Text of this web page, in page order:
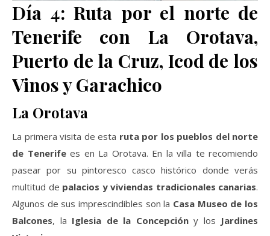
Día 4: Ruta por el norte de
Tenerife con La Orotava,
Puerto de la Cruz, Icod de los
Vinos y Garachico
La Orotava
La primera visita de esta ruta por los pueblos del norte
de Tenerife es en La Orotava. En la villa te recomiendo
pasear por su pintoresco casco histórico donde verás
multitud de palacios y viviendas tradicionales canarias.
Algunos de sus imprescindibles son la Casa Museo de los
Balcones, la Iglesia de la Concepcióny los Jardines